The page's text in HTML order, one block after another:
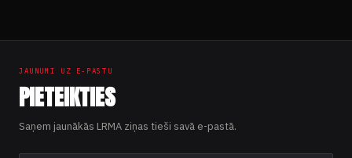
lappusēm
JAUNUMI UZ E-PASTU
PIETEIKTIES
Saņem jaunākās LRMA ziņas tieši savā e-pastā.